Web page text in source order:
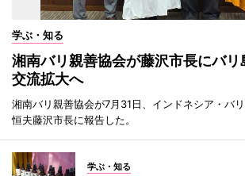
学ぶ・知る
湘南バリ親善協会が藤沢市長にバ
交流拡大へ
湘南バリ親善協会が7月31日、インドネシア・バ
恒夫藤沢市長に報告した。
学ぶ・知る